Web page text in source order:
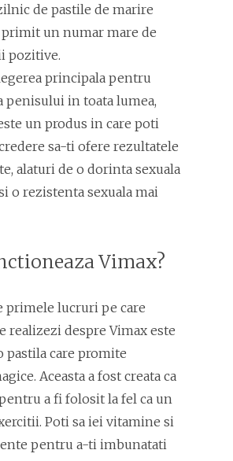
de pastile de marire
primit un numar mare de
pozitive.
principala pentru
penisului in toata lumea,
un produs in care poti
sa-ti ofere rezultatele
alaturi de o dorinta sexuala
o rezistenta sexuala mai
Vimax?
primele lucruri pe care
realizezi despre Vimax este
pastila care promite
Aceasta a fost creata ca
a fi folosit la fel ca un
Poti sa iei vitamine si
pentru a-ti imbunatati